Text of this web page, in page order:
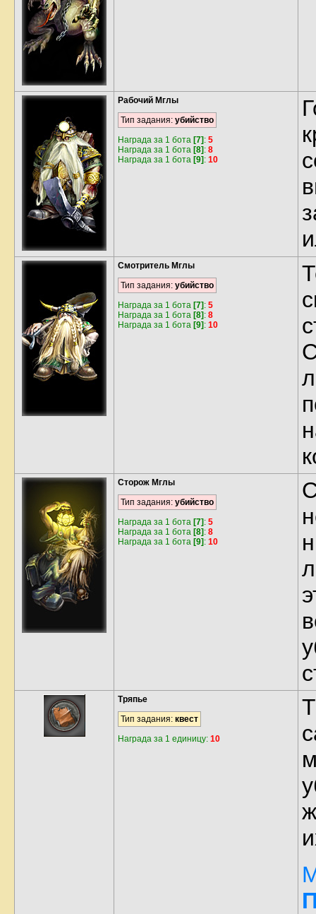
Рабочий Мглы
Тип задания: убийство
Награда за 1 бота [7]: 5
Награда за 1 бота [8]: 8
Награда за 1 бота [9]: 10
Смотритель Мглы
Тип задания: убийство
Награда за 1 бота [7]: 5
Награда за 1 бота [8]: 8
Награда за 1 бота [9]: 10
Сторож Мглы
Тип задания: убийство
Награда за 1 бота [7]: 5
Награда за 1 бота [8]: 8
Награда за 1 бота [9]: 10
Тряпье
Тип задания: квест
Награда за 1 единицу: 10